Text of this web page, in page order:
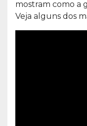
mostram como a
Veja alguns dos